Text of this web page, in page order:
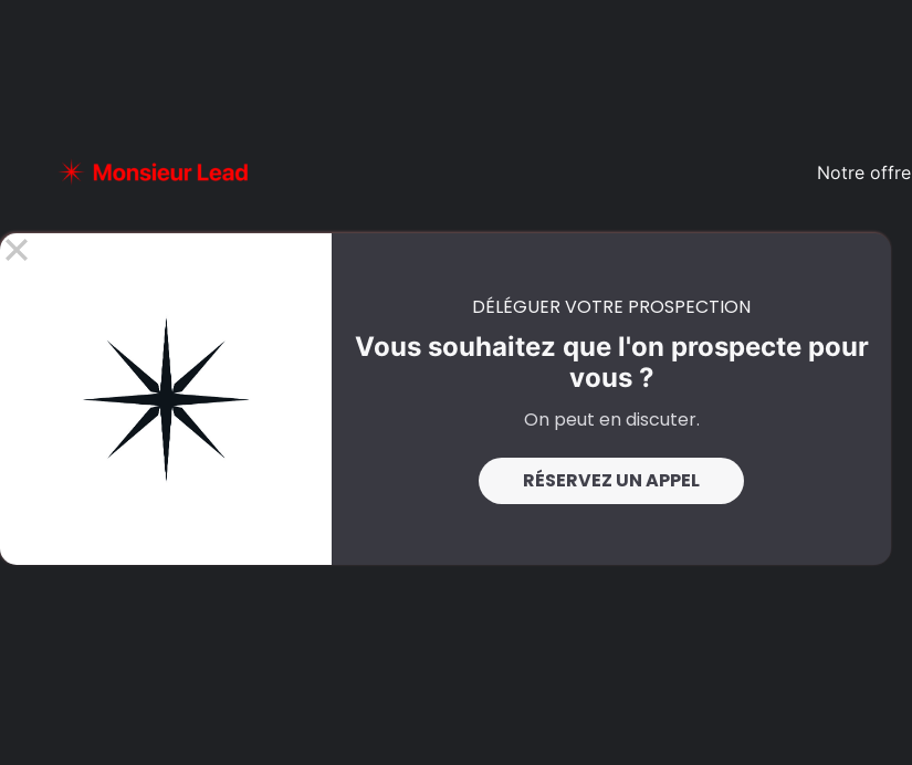
Notre offre
DÉLÉGUER VOTRE PROSPECTION
Vous souhaitez que l'on prospecte pour
vous ?
On peut en discuter.
RÉSERVEZ UN APPEL